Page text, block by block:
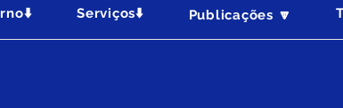
Serviços⬇️ Publicações 🔽